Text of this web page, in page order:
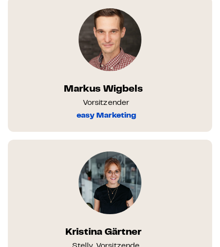
Markus Wigbels
Vorsitzender
easy Marketing
Kristina Gärtner